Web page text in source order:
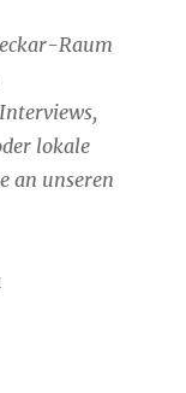
Raum
lokale
an unseren